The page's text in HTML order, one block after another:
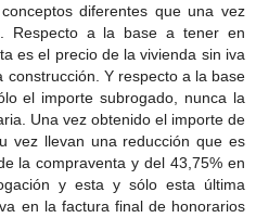
diferentes que una vez
Respecto a la base a tener en
es el precio de la vivienda sin iva
construcción. Y respecto a la base
el importe subrogado, nunca la
Una vez obtenido el importe de
vez llevan una reducción que es
la compraventa y del 43,75% en
y esta y sólo esta última
en la factura final de honorarios